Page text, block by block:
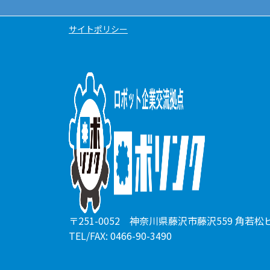
サイトポリシー
〒251-0052 神奈川県藤沢市藤沢559 角若松
TEL/FAX: 0466-90-3490